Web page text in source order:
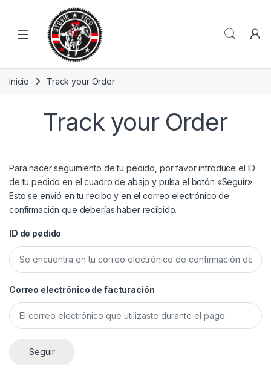
Skip to navigation
Open
Inicio Track your Order
Track your Order
Para hacer seguimiento de tu pedido, por favor introduce el ID
de tu pedido en el cuadro de abajo y pulsa el botón «Seguir».
Esto se envió en tu recibo y en el correo electrónico de
confirmación que deberías haber recibido.
ID de pedido
Correo electrónico de facturación
Seguir